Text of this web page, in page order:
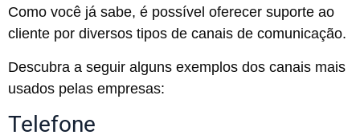
Como você já sabe, é possível oferecer suporte ao
cliente por diversos tipos de canais de comunicação.
Descubra a seguir alguns exemplos dos canais mais
usados pelas empresas:
Telefone